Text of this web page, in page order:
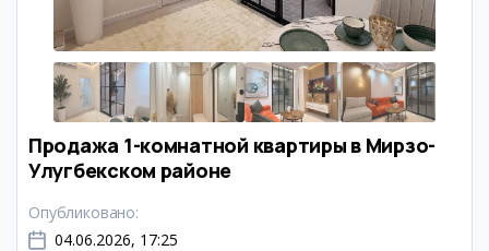
Продажа 1-комнатной квартиры в Мирзо-
Улугбекском районе
Опубликовано:
04.06.2026, 17:25